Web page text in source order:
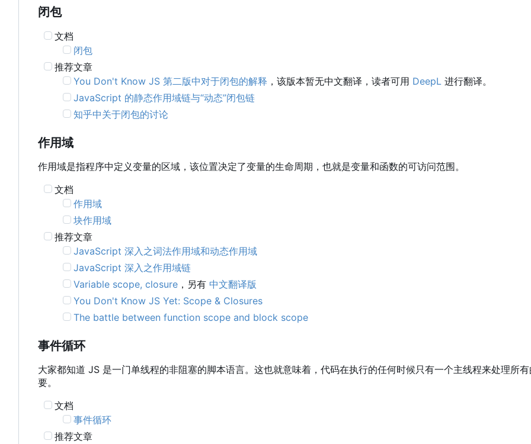
闭包
文档
闭包
推荐文章
You Don't Know JS 第二版中对于闭包的解释 ，该版本暂无中文翻译，读者可用 DeepL 进行翻译。
JavaScript 的静态作用域链与“动态”闭包链
知乎中关于闭包的讨论
作用域
作用域是指程序中定义变量的区域，该位置决定了变量的生命周期，也就是变量和函数的可访问范围。
文档
作用域
块作用域
推荐文章
JavaScript 深入之词法作用域和动态作用域
JavaScript 深入之作用域链
Variable scope, closure ，另有 中文翻译版
You Don't Know JS Yet: Scope & Closures
The battle between function scope and block scope
事件循环
大家都知道 JS 是一门单线程的非阻塞的脚本语言。这也就意味着，代码在执行的任何时候只有一个主线程来处理所
要。
文档
事件循环
推荐文章